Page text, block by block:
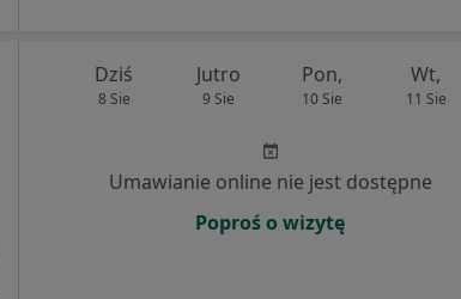
Dziś
8 Sie
Jutro
9 Sie
Pon,
10 Sie
Wt,
11 Sie
Umawianie online nie jest dostępne
Poproś o wizytę